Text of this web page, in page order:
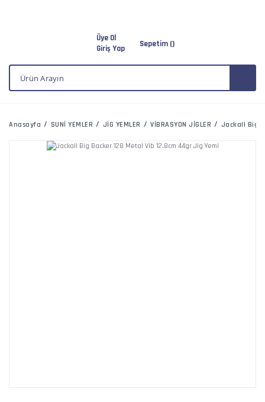
Üye Ol
Giriş Yap
Sepetim ()
Anasayfa SUNİ YEMLER JİG YEMLER VİBRASYON JİGLER Jackall Big